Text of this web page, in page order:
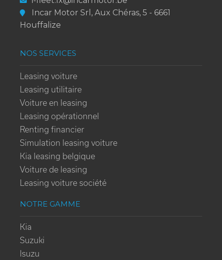
Incar Motor Srl, Aux Chéras, 5 - 6661
Houffalize
NOS SERVICES
Leasing voiture
Leasing utilitaire
Voiture en leasing
Leasing opérationnel
Renting financier
Simulation leasing voiture
Kia leasing belgique
Voiture de leasing
Leasing voiture société
NOTRE GAMME
Kia
Suzuki
Isuzu